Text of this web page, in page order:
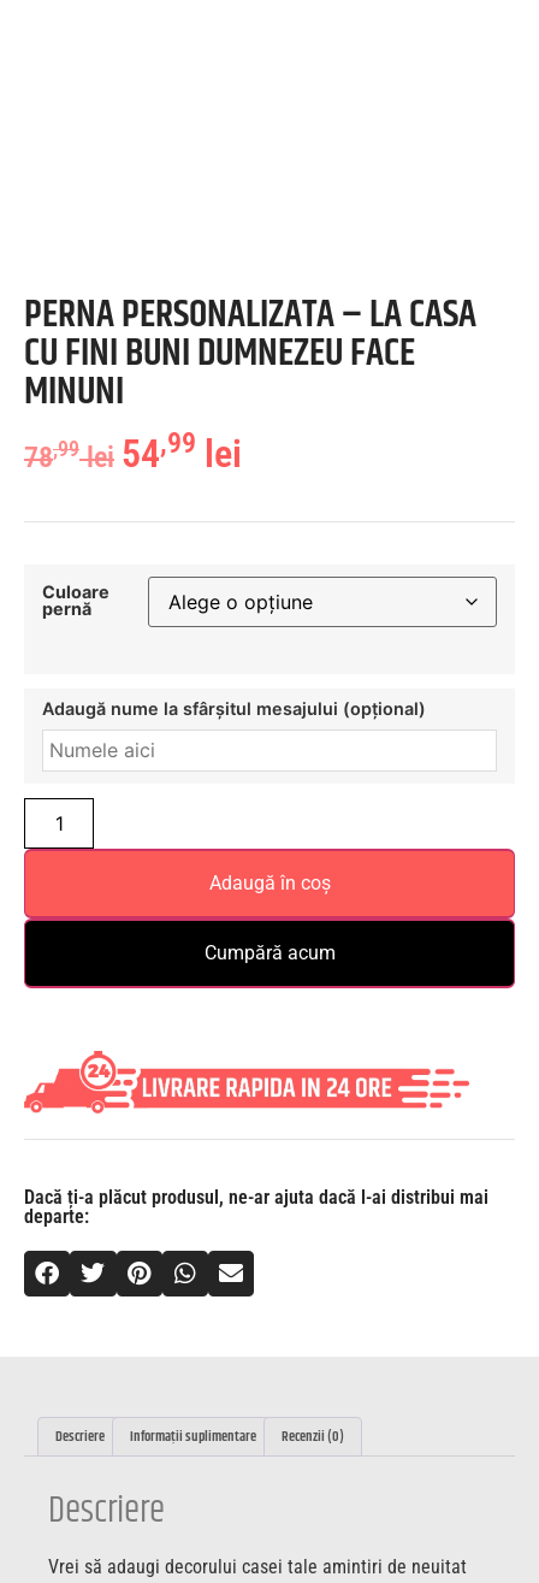
PERNA PERSONALIZATA – LA CASA
CU FINI BUNI DUMNEZEU FACE
MINUNI
78,99 lei 54,99 lei
Culoare
pernă
Adaugă nume la sfârșitul mesajului (opțional)
Adaugă în coș
Cumpără acum
Dacă ți-a plăcut produsul, ne-ar ajuta dacă l-ai distribui mai
departe:
Descriere Informații suplimentare Recenzii (0)
Descriere
Vrei să adaugi decorului casei tale amintiri de neuitat